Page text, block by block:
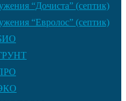
“Дочиста” (септик)
“Евролос” (септик)